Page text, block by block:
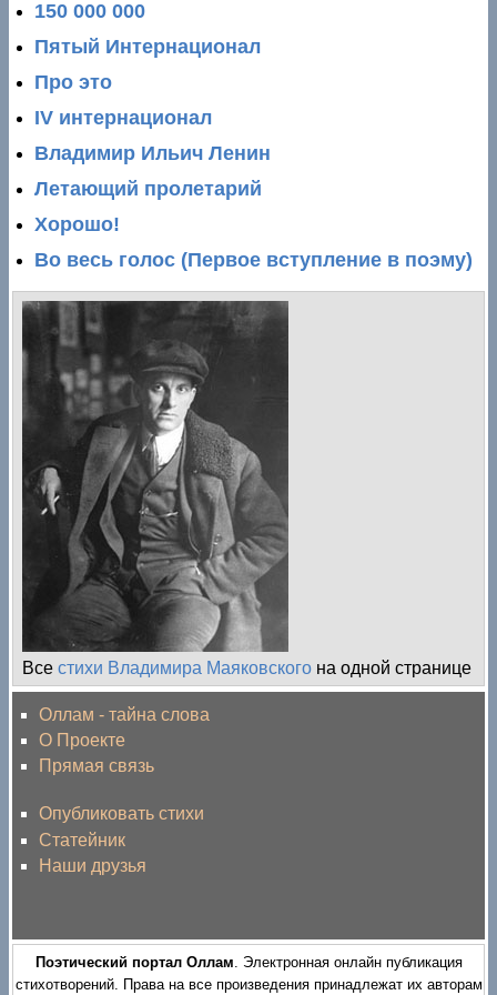
150 000 000
Пятый Интернационал
Про это
IV интернационал
Владимир Ильич Ленин
Летающий пролетарий
Хорошо!
Во весь голос (Первое вступление в поэму)
Всестихи Владимира Маяковского на одной странице
Оллам - тайна слова
О Проекте
Прямая связь
Опубликовать стихи
Статейник
Наши друзья
Поэтический портал Оллам. Электронная онлайн публикация
стихотворений. Права на все произведения принадлежат их авторам